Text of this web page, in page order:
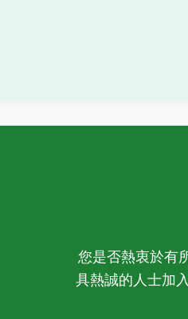
您是否熱衷於有
具熱誠的人士加